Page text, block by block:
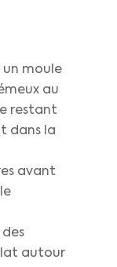
un moule
au
restant
dans la
avant
autour